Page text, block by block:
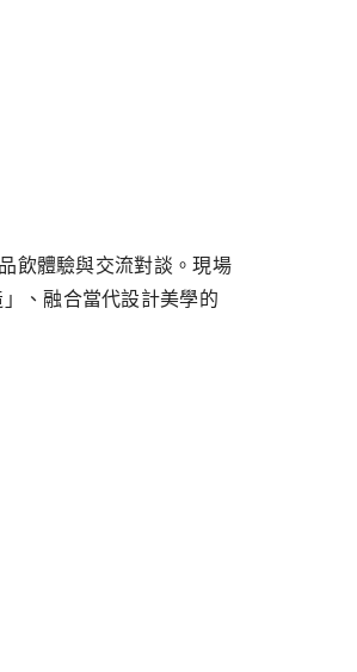
飲體驗與交流對談。現場
、融合當代設計美學的